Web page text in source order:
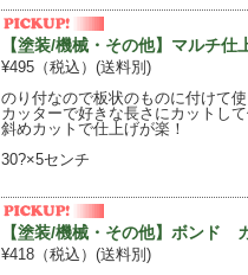
【塗装/機械・その他】マルチ
¥495（税込） (送料別)
のり付なので板状のものに付けて使
カッターで好きな長さにカットし
斜めカットで仕上げが楽！
30?×5センチ
【塗装/機械・その他】ボン
¥418（税込） (送料別)